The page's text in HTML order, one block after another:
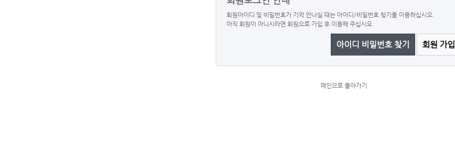
회원아이디 및 비밀번호가 기억 안나실 때는 아이디/비밀번호 찾기를 이용하십시오.
아직 회원이 아니시라면 회원으로 가입 후 이용해 주십시오.
아이디 비밀번호 찾기 회원 가입
메인으로 돌아가기